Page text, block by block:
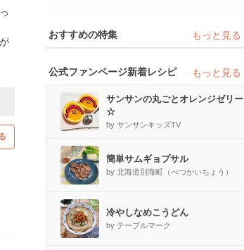
おすすめの特集 もっと見る
公式ファンページ新着レシピ もっと見る
サンサンの丸ごとオレンジゼリー
☆
by サンサンキッズTV
簡単サムギョプサル
by 北海道別海町（べつかいちょう）
冷やしなめこうどん
by テーブルマーク